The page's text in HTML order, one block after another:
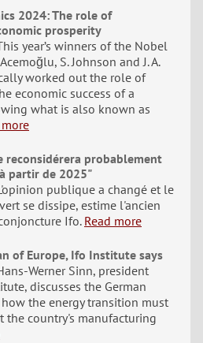
2024: The role of
prosperity
year’s winners of the Nobel
S. Johnson and J. A.
worked out the role of
economic success of a
what is also known as
reconsidérera probablement
partir de 2025"
publique a changé et le
se dissipe, estime l'ancien
Ifo. Read more
of Europe, Ifo Institute says
Werner Sinn, president
discusses the German
the energy transition must
the country's manufacturing